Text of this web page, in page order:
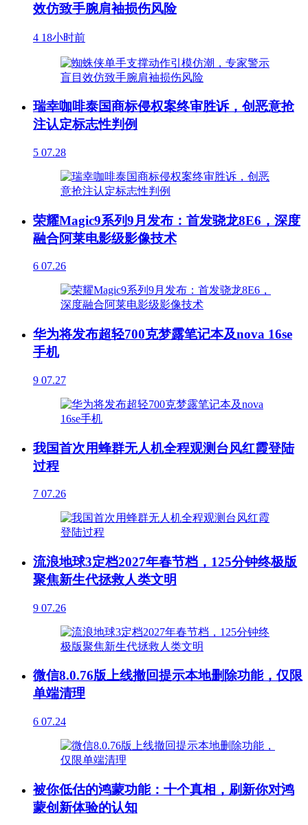
效仿致手腕肩袖损伤风险
4 18小时前
瑞幸咖啡泰国商标侵权案终审胜诉，创恶意抢
注认定标志性判例
5 07.28
荣耀Magic9系列9月发布：首发骁龙8E6，深度
融合阿莱电影级影像技术
6 07.26
华为将发布超轻700克梦露笔记本及nova 16se
手机
9 07.27
我国首次用蜂群无人机全程观测台风红霞登陆
过程
7 07.26
流浪地球3定档2027年春节档，125分钟终极版
聚焦新生代拯救人类文明
9 07.26
微信8.0.76版上线撤回提示本地删除功能，仅限
单端清理
6 07.24
被你低估的鸿蒙功能：十个真相，刷新你对鸿
蒙创新体验的认知